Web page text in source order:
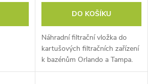
DO KOŠÍKU
Náhradní filtrační vložka do
kartušových filtračních zařízení
k bazénům Orlando a Tampa.
Filtrační vložka je papírová a lze